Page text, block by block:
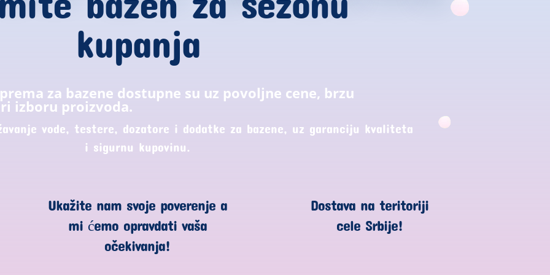
kupanja
za bazene dostupne su uz povoljne cene, brzu
izboru proizvoda.
vode, testere, dozatore i dodatke za bazene, uz garanciju kvaliteta
i sigurnu kupovinu.
Ukažite nam svoje poverenje a
mi ćemo opravdati vaša
očekivanja!
Dostava na teritoriji
cele Srbije!